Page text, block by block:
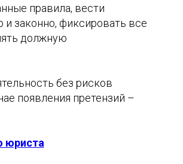
правила, вести
законно, фиксировать все
должную
без рисков
появления претензий –
юриста